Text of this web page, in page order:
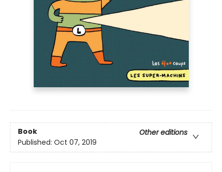
Book
Other editions
Published: Oct 07, 2019